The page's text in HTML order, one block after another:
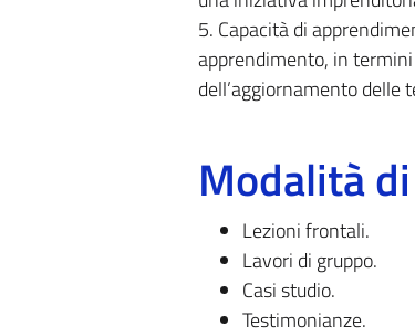
5. Capacità di
apprendimento, in
dell’aggiornamento
Modalità
Lezioni frontali.
Lavori di gruppo.
Casi studio.
Testimonianze.